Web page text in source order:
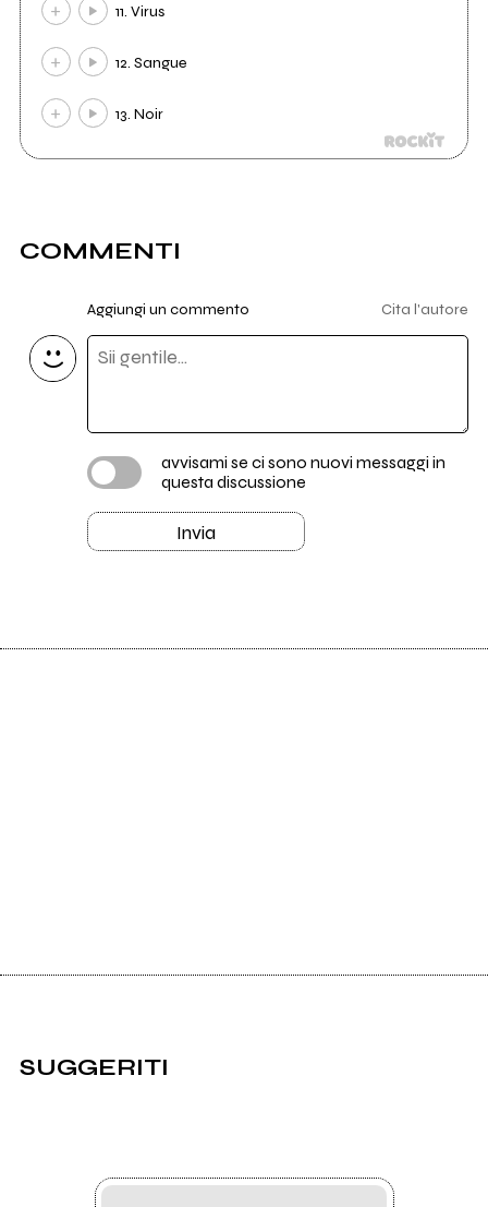
11. Virus
12. Sangue
13. Noir
COMMENTI
Aggiungi un commento Cita l'autore
avvisami se ci sono nuovi messaggi in
questa discussione
Invia
SUGGERITI